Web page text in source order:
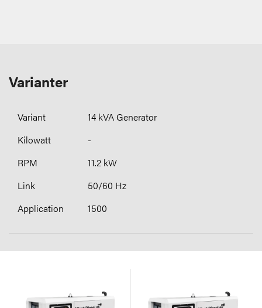
Varianter
14 kVA Generator
-
11.2 kW
50/60 Hz
1500